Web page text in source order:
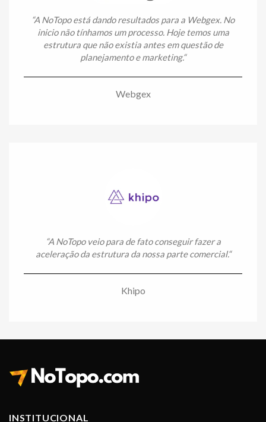
“A NoTopo está dando resultados para a Webgex. No
inicio não tínhamos um processo. Hoje temos uma
estrutura que não existia antes em questão de
planejamento e marketing.“
Webgex
“A NoTopo veio para de fato conseguir fazer a
aceleração da estrutura da nossa parte comercial.“
Khipo
INSTITUCIONAL